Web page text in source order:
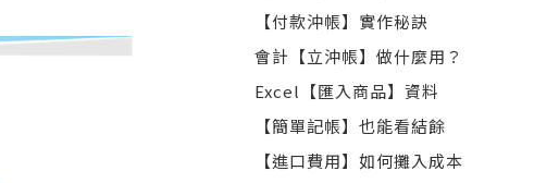
【付款沖帳】實作秘訣
會計【立沖帳】做什麼用？
Excel【匯入商品】資料
【簡單記帳】也能看結餘
【進口費用】如何攤入成本